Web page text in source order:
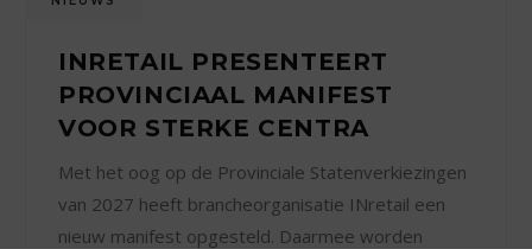
INRETAIL PRESENTEERT
PROVINCIAAL MANIFEST
VOOR STERKE CENTRA
Met het oog op de Provinciale Statenverkiezingen
van 2027 heeft brancheorganisatie INretail een
nieuw manifest opgesteld. Daarmee worden